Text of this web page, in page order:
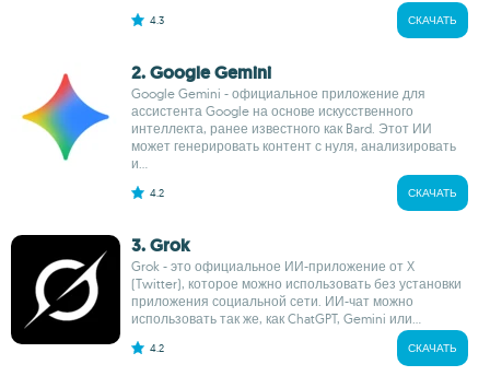
4.3 СКАЧАТЬ
2. Google Gemini
Google Gemini - официальное приложение для
ассистента Google на основе искусственного
интеллекта, ранее известного как Bard. Этот ИИ
может генерировать контент с нуля, анализировать
и...
4.2 СКАЧАТЬ
3. Grok
Grok - это официальное ИИ-приложение от X
(Twitter), которое можно использовать без установки
приложения социальной сети. ИИ-чат можно
использовать так же, как ChatGPT, Gemini или...
4.2 СКАЧАТЬ